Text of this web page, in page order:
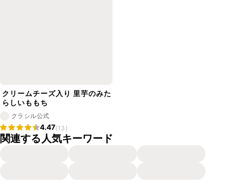
クリームチーズ入り 里芋のみた
らしいももち
クラシル公式
4.47(13)
関連する人気キーワード